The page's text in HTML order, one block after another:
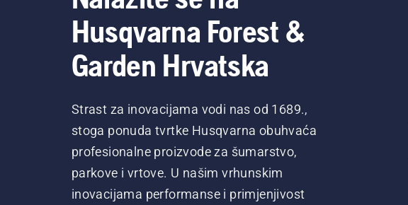
Husqvarna Forest &
Garden Hrvatska
Strast za inovacijama vodi nas od 1689.,
stoga ponuda tvrtke Husqvarna obuhvaća
profesionalne proizvode za šumarstvo,
parkove i vrtove. U našim vrhunskim
inovacijama performanse i primjenjivost